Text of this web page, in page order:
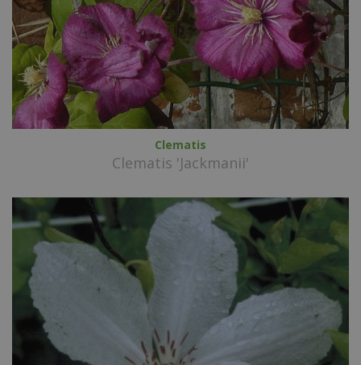
Clematis
Clematis 'Jackmanii'